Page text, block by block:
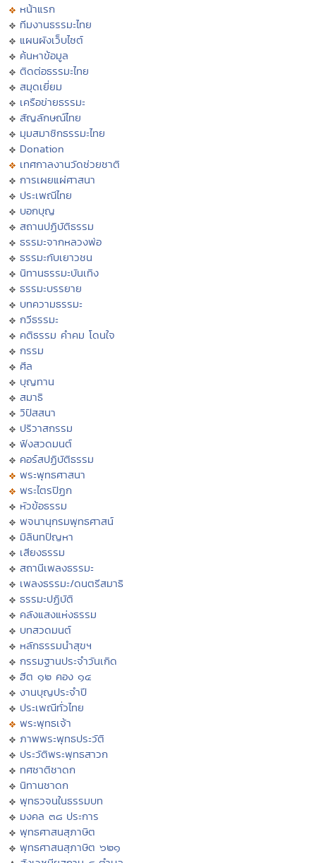
หน้าแรก
ทีมงานธรรมะไทย
แผนผังเว็บไซต์
ค้นหาข้อมูล
ติดต่อธรรมะไทย
สมุดเยี่ยม
เครือข่ายธรรมะ
สัญลักษณ์ไทย
มุมสมาชิกธรรมะไทย
Donation
เทศกาลงานวัดช่วยชาติ
การเผยแผ่ศาสนา
ประเพณีไทย
บอกบุญ
สถานปฏิบัติธรรม
ธรรมะจากหลวงพ่อ
ธรรมะกับเยาวชน
นิทานธรรมะบันเทิง
ธรรมะบรรยาย
บทความธรรมะ
กวีธรรมะ
คติธรรม คำคม โดนใจ
กรรม
ศีล
บุญทาน
สมาธิ
วิปัสสนา
ปริวาสกรรม
ฟังสวดมนต์
คอร์สปฏิบัติธรรม
พระพุทธศาสนา
พระไตรปิฏก
หัวข้อธรรม
พจนานุกรมพุทธศาสน์
มิลินทปัญหา
เสียงธรรม
สถานีเพลงธรรมะ
เพลงธรรมะ/ดนตรีสมาธิ
ธรรมะปฏิบัติ
คลังแสงแห่งธรรม
บทสวดมนต์
หลักธรรมนำสุขฯ
กรรมฐานประจำวันเกิด
ฮีต ๑๒ คอง ๑๔
งานบุญประจำปี
ประเพณีทั่วไทย
พระพุทธเจ้า
ภาพพระพุทธประวัติ
ประวัติพระพุทธสาวก
ทศชาติชาดก
นิทานชาดก
พุทธวจนในธรรมบท
มงคล ๓๘ ประการ
พุทธศาสนสุภาษิต
พุทธศาสนสุภาษิต ๖๒๑